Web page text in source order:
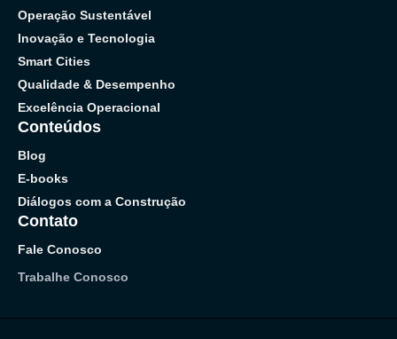
Operação Sustentável
Inovação e Tecnologia
Smart Cities
Qualidade & Desempenho
Excelência Operacional
Conteúdos
Blog
E-books
Diálogos com a Construção
Contato
Fale Conosco
Trabalhe Conosco